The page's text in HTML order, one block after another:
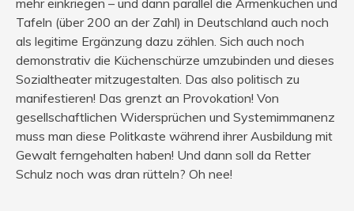
Tafeln (über 200 an der Zahl) in Deutschland auch noch
als legitime Ergänzung dazu zählen. Sich auch noch
demonstrativ die Küchenschürze umzubinden und dieses
Sozialtheater mitzugestalten. Das also politisch zu
manifestieren! Das grenzt an Provokation! Von
gesellschaftlichen Widersprüchen und Systemimmanenz
muss man diese Politkaste während ihrer Ausbildung mit
Gewalt ferngehalten haben! Und dann soll da Retter
Schulz noch was dran rütteln? Oh nee!